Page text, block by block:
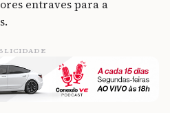
entraves para a